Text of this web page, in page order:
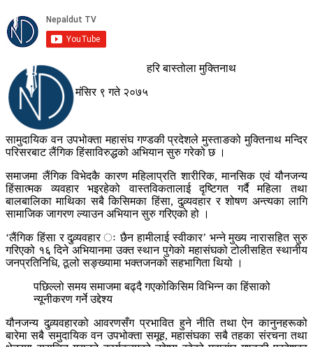
हरि बास्तोला मुक्तिनाथ
मंसिर ९ गते २०७५
सामुदायिक वन उपभोक्ता महासंघ गण्डकी प्रदेशले मुस्ताङको मुक्तिनाथ मन्दिर
परिसरबाट लैंगिक हिंसाविरुद्धको अभियान सुरु गरेको छ ।
समाजमा लैंगिक विभेदकै कारण महिलाप्रति शारीरिक, मानसिक एवं यौनजन्य
हिंसात्मक व्यवहार भइरहेको वास्तविकतालाई दृष्टिगत गर्दै महिला तथा
बालबालिका माथिका सबै किसिमका हिंसा, दुव्र्यवहार र शोषण अन्त्यका लागि
सामाजिक जागरण ल्याउन अभियान सुरु गरिएको हो ।
‘लैंगिक हिंसा र दुव्र्यवहार ः छैन हामीलाई स्वीकार’ भन्ने मुख्य नारासहित सुरु
गरिएको १६ दिने अभियानमा उक्त स्थान पुगेको महासंघको टोलीसहित स्थानीय
जनप्रतिनिधि, ठूलो सङ्ख्यामा भक्तजनको सहभागिता थियो ।
पछिल्लो समय समाजमा बढ्दै गएकोकिसिम विभिन्न का हिंसाको
न्यूनीकरण गर्ने उद्देश्य
यौनजन्य दुव्र्यवहारको आवरणसँग प्रभावित हुने नीति तथा ऐन कानुनहरूको
बारेमा सबै समुदायिक वन उपभोक्ता समूह, महासंघका सबै तहका संरचना तथा